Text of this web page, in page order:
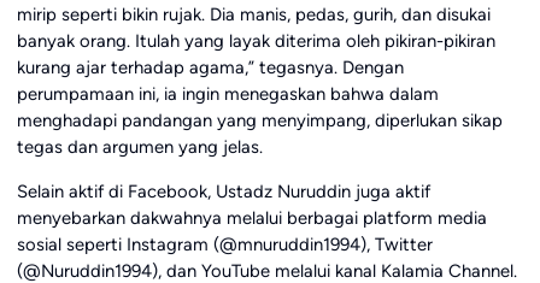
mirip seperti bikin rujak. Dia manis, pedas, gurih, dan disukai
banyak orang. Itulah yang layak diterima oleh pikiran-pikiran
kurang ajar terhadap agama,” tegasnya. Dengan
perumpamaan ini, ia ingin menegaskan bahwa dalam
menghadapi pandangan yang menyimpang, diperlukan sikap
tegas dan argumen yang jelas.
Selain aktif di Facebook, Ustadz Nuruddin juga aktif
menyebarkan dakwahnya melalui berbagai platform media
sosial seperti Instagram (@mnuruddin1994), Twitter
(@Nuruddin1994), dan YouTube melalui kanal Kalamia Channel.